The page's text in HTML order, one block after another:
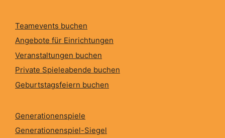
Teamevents buchen
Angebote für Einrichtungen
Veranstaltungen buchen
Private Spieleabende buchen
Geburtstagsfeiern buchen
Generationenspiele
Generationenspiel-Siegel